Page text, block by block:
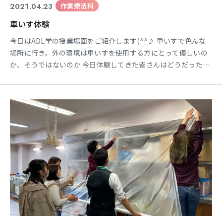
2021.04.23 作業療法科
車いす体験
今日はADL学の授業場面をご紹介します(^^♪ 車いすで色んな
場所に行き、外の環境は車いすを使用する方にとって優しいの
か、そうではないのか 今日体験してきた皆さんはどうだったの
場所に行って、車いすで生活している人たちの体験をしてきて
ください 作業療法科 2年生担任 角本裕之進